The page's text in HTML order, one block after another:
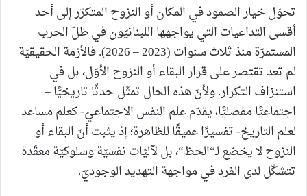
تحوّل خيار الصمود في المكان أو النزوح المتكرّر إلى أحد
أقسى التداعيات التي يواجهها اللبنانيّون في ظلّ الحرب
المستمرّة منذ ثلاث سنوات (2023 – 2026). فالأزمة الحقيقيّة
لم تعد تقتصر على قرار البقاء أو النزوح الأوّل، بل في
استنزاف التكرار. ولأنّ هذه الحال تمثّل حدثًا تاريخيًّا –
اجتماعيًّا مفصليًّا، يقدّم علم النفس الاجتماعيّ- كعلم مساعد
لعلم التاريخ- تفسيرًا عميقًا للظاهرة؛ إذ يثبت أنّ البقاء أو
النزوح لا يخضع لـ“الحظ“، بل لآليّات نفسيّة وسلوكيّة معقّدة
تتشكّل لدى الفرد في مواجهة التهديد الوجوديّ.